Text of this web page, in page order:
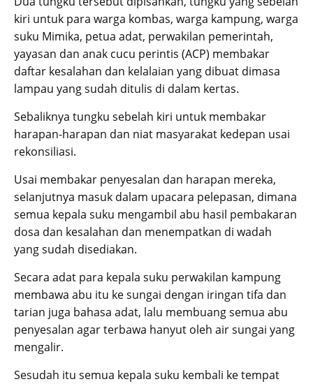
kiri untuk para warga kombas, warga kampung, warga
suku Mimika, petua adat, perwakilan pemerintah,
yayasan dan anak cucu perintis (ACP) membakar
daftar kesalahan dan kelalaian yang dibuat dimasa
lampau yang sudah ditulis di dalam kertas.
Sebaliknya tungku sebelah kiri untuk membakar
harapan-harapan dan niat masyarakat kedepan usai
rekonsiliasi.
Usai membakar penyesalan dan harapan mereka,
selanjutnya masuk dalam upacara pelepasan, dimana
semua kepala suku mengambil abu hasil pembakaran
dosa dan kesalahan dan menempatkan di wadah
yang sudah disediakan.
Secara adat para kepala suku perwakilan kampung
membawa abu itu ke sungai dengan iringan tifa dan
tarian juga bahasa adat, lalu membuang semua abu
penyesalan agar terbawa hanyut oleh air sungai yang
mengalir.
Sesudah itu semua kepala suku kembali ke tempat